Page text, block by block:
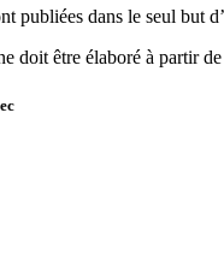
publiées dans le seul but
doit être élaboré à partir de